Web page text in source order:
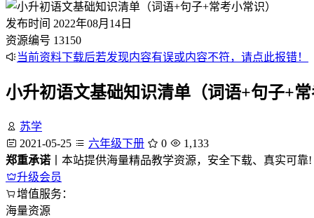
发布时间 2022年08月14日
资源编号 13150
当前资料下载后若发现内容有误或内容不符，请点此报错！
小升初语文基础知识清单（词语+句子+常
苏学
2021-05-25
六年级下册 0
1,133
郑重承诺 丨本站提供海量精品教学资源，安全下载、真实可靠!
升级会员
增值服务：
海量资源